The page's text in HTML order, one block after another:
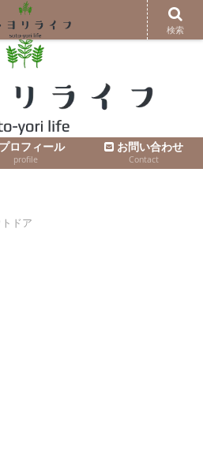
ロフィール
profile
お問い合わせ
Contact
ドア
検索